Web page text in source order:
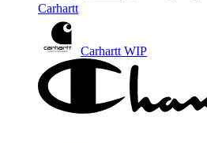
Carhartt
Carhartt WIP